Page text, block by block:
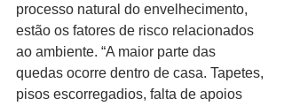
processo natural do envelhecimento,
estão os fatores de risco relacionados
ao ambiente. “A maior parte das
quedas ocorre dentro de casa. Tapetes,
pisos escorregadios, falta de apoios